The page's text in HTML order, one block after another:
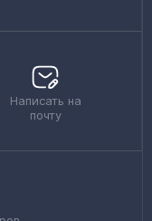
Написать на
почту